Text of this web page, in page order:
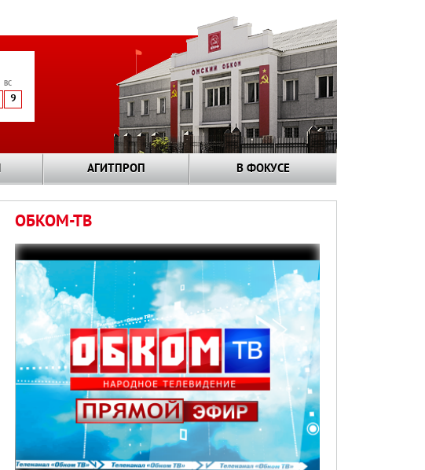
ВС
9
АГИТПРОП В ФОКУСЕ
ОБКОМ-ТВ